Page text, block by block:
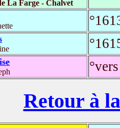
La Farge - Chalvet
Retour à